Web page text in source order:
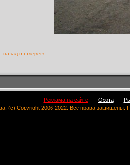
назад в галерею
Реклама на сайте Охота
(c) Copyright 2006-2022. Все права защищены.